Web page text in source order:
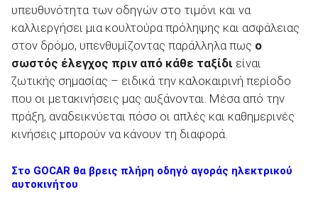
υπευθυνότητα των οδηγών στο τιμόνι και να
καλλιεργήσει μια κουλτούρα πρόληψης και ασφάλειας
στον δρόμο, υπενθυμίζοντας παράλληλα πως ο
σωστός έλεγχος πριν από κάθε ταξίδι είναι
ζωτικής σημασίας – ειδικά την καλοκαιρινή περίοδο
που οι μετακινήσεις μας αυξάνονται. Μέσα από την
πράξη, αναδεικνύεται πόσο οι απλές και καθημερινές
κινήσεις μπορούν να κάνουν τη διαφορά.
Στο GOCAR θα βρεις πλήρη οδηγό αγοράς ηλεκτρικού
αυτοκινήτου